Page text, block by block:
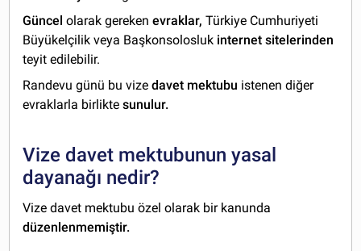
Güncel olarak gerekenevraklar, Türkiye Cumhuriyeti
Büyükelçilik veya Başkonsolosluk internet sitelerinden
teyit edilebilir.
Randevu günü bu vizedavet mektubu istenen diğer
evraklarla birliktesunulur.
Vize davet mektubunun yasal
dayanağı nedir?
Vize davet mektubu özel olarak bir kanunda
düzenlenmemiştir.